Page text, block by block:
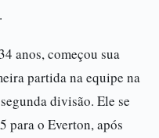
anos, começou sua
partida na equipe na
divisão. Ele se
para o Everton, após